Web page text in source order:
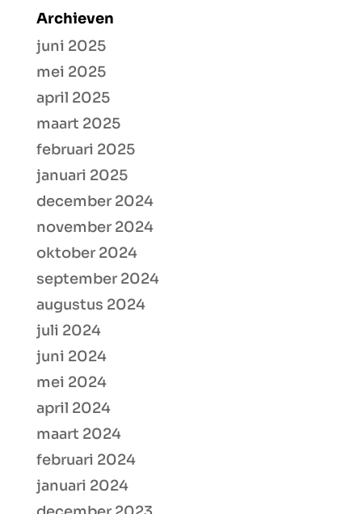
Archieven
juni 2025
mei 2025
april 2025
maart 2025
februari 2025
januari 2025
december 2024
november 2024
oktober 2024
september 2024
augustus 2024
juli 2024
juni 2024
mei 2024
april 2024
maart 2024
februari 2024
januari 2024